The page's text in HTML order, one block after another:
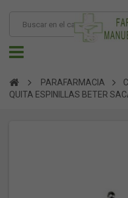
PARAFARMACIA
QUITA ESPINILLAS BETER